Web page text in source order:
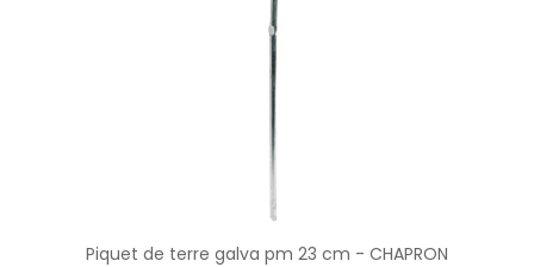
Piquet de terre galva pm 23 cm - CHAPRON